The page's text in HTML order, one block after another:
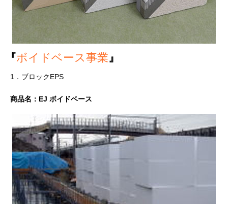
『ボイドベース事業』
1．ブロックEPS
商品名：EJ ボイドベース